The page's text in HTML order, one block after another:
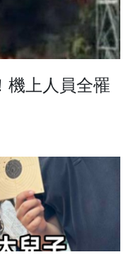
機上人員全罹